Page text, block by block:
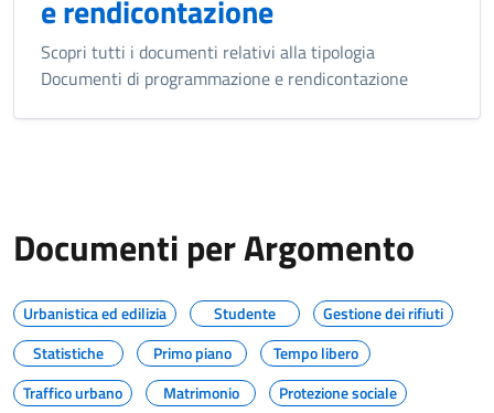
e rendicontazione
Scopri tutti i documenti relativi alla tipologia
Documenti di programmazione e rendicontazione
Documenti per Argomento
Urbanistica ed edilizia Studente
Gestione dei rifiuti
Statistiche
Primo piano
Tempo libero
Traffico urbano
Matrimonio Protezione sociale